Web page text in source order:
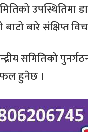
उपस्थितिमा
बारे संक्षिप्त
समितिको
हुनेछ ।